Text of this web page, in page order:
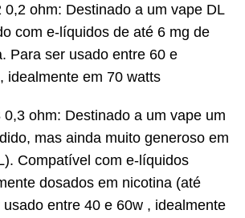
0,2 ​​ohm: Destinado a um vape DL
com e-líquidos de até 6 mg de
Para ser usado entre 60 e
idealmente em 70 watts
0,3 ohm: Destinado a um vape um
mas ainda muito generoso em
Compatível com e-líquidos
dosados ​​em nicotina (até
entre 40 e 60w , idealmente